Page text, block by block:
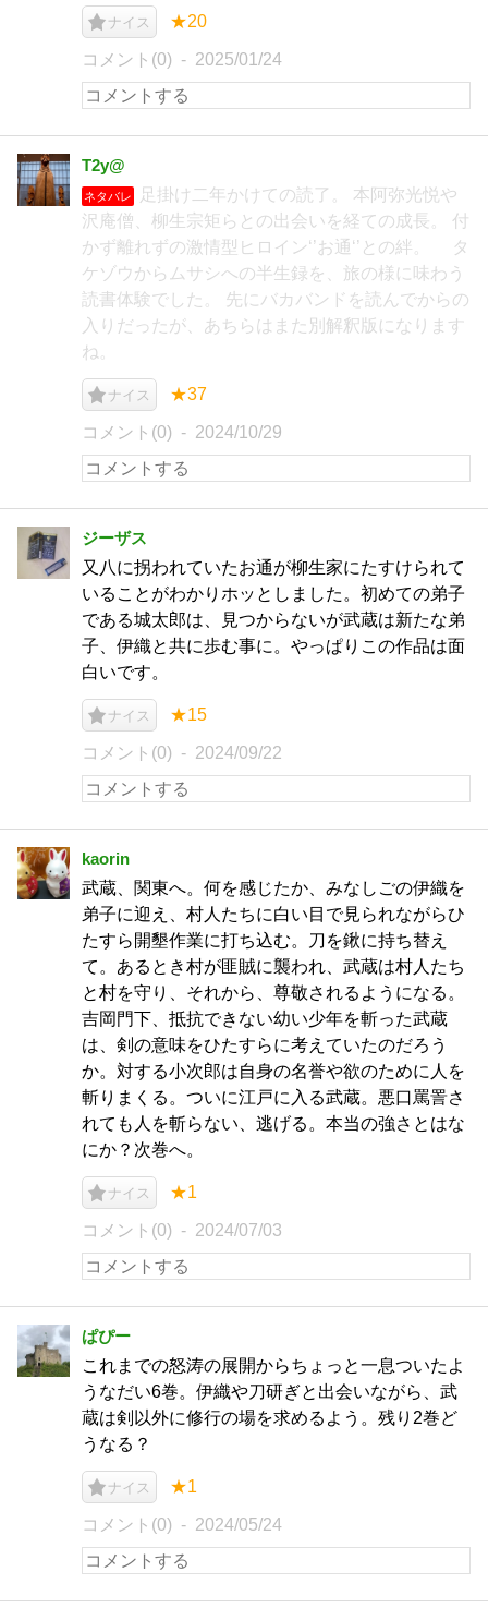
ナイス ★20
コメント(0) 2025/01/24
T2y@
ネタバレ
足掛け二年かけての読了。 本阿弥光悦や
沢庵僧、柳生宗矩らとの出会いを経ての成長。 付
かず離れずの激情型ヒロイン‘’お通‘’との絆。 タ
ケゾウからムサシへの半生録を、旅の様に味わう
読書体験でした。 先にバカバンドを読んでからの
入りだったが、あちらはまた別解釈版になります
ね。
ナイス ★37
コメント(0) 2024/10/29
ジーザス
又八に拐われていたお通が柳生家にたすけられて
いることがわかりホッとしました。初めての弟子
である城太郎は、見つからないが武蔵は新たな弟
子、伊織と共に歩む事に。やっぱりこの作品は面
白いです。
ナイス ★15
コメント(0) 2024/09/22
kaorin
武蔵、関東へ。何を感じたか、みなしごの伊織を
弟子に迎え、村人たちに白い目で見られながらひ
たすら開墾作業に打ち込む。刀を鍬に持ち替え
て。あるとき村が匪賊に襲われ、武蔵は村人たち
と村を守り、それから、尊敬されるようになる。
吉岡門下、抵抗できない幼い少年を斬った武蔵
は、剣の意味をひたすらに考えていたのだろう
か。対する小次郎は自身の名誉や欲のために人を
斬りまくる。ついに江戸に入る武蔵。悪口罵詈さ
れても人を斬らない、逃げる。本当の強さとはな
にか？次巻へ。
ナイス ★1
コメント(0) 2024/07/03
ぱぴー
これまでの怒涛の展開からちょっと一息ついたよ
うなだい6巻。伊織や刀研ぎと出会いながら、武
蔵は剣以外に修行の場を求めるよう。残り2巻ど
うなる？
ナイス ★1
コメント(0) 2024/05/24